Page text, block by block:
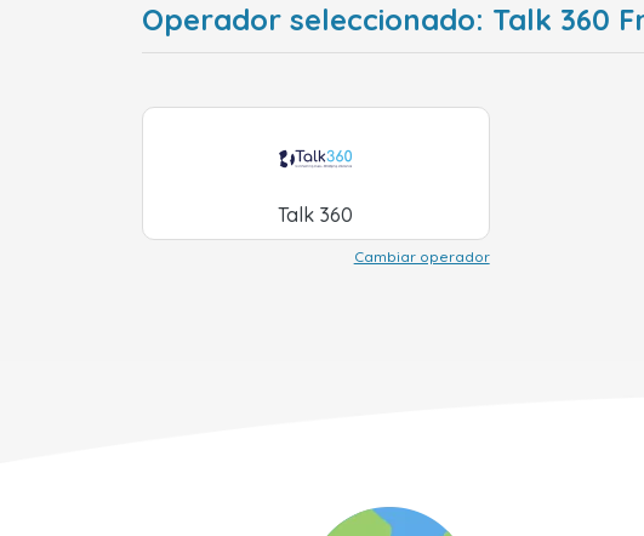
Operador seleccionado: Talk 360
Talk 360
Cambiar operador